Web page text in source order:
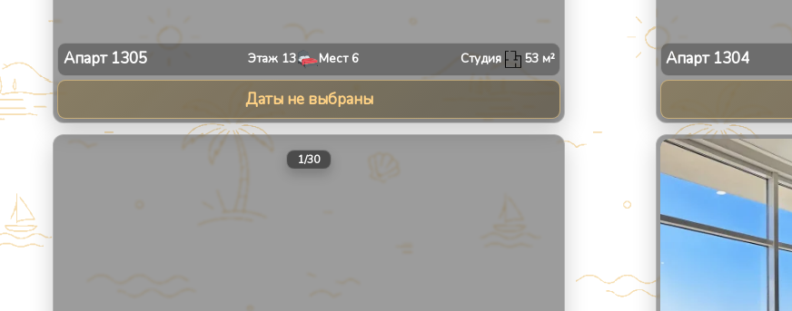
Апарт 1305 Этаж 13 Мест 6 Студия 53 м²
Даты не выбраны
Апарт 1304
1/30